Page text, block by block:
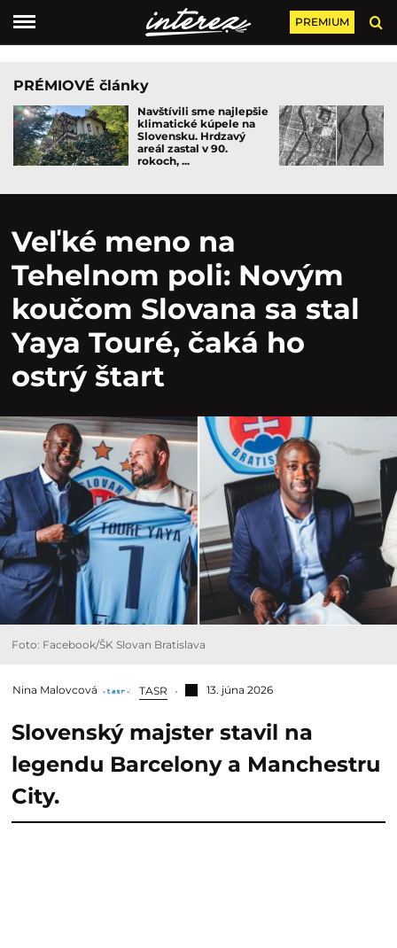
PREMIUM
PRÉMIOVÉ články
Navštívili sme najlepšie
klimatické kúpele na
Slovensku. Hrdzavý
areál zastal v 90.
rokoch, ...
Veľké meno na
Tehelnom poli: Novým
koučom Slovana sa stal
Yaya Touré, čaká ho
ostrý štart
Foto: Facebook/ŠK Slovan Bratislava
Nina Malovcová TASR 13. júna 2026
Slovenský majster stavil na
legendu Barcelony a Manchestru
City.